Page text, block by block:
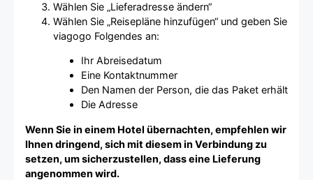
Wählen Sie „Lieferadresse ändern“
Wählen Sie „Reisepläne hinzufügen“ und geben Sie
viagogo Folgendes an:
Ihr Abreisedatum
Eine Kontaktnummer
Den Namen der Person, die das Paket erhält
Die Adresse
Wenn Sie in einem Hotel übernachten, empfehlen wir
Ihnen dringend, sich mit diesem in Verbindung zu
setzen, um sicherzustellen, dass eine Lieferung
angenommen wird.